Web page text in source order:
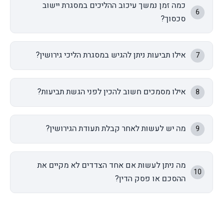
6
כמה זמן נמשך עיכוב ההליכים במסגרת יישוב
סכסוך?
7 אילו תביעות ניתן להגיש במסגרת הליכי גירושין?
8 אילו מסמכים חשוב להכין לפני הגשת תביעות?
9 מה יש לעשות לאחר קבלת תעודת הגירושין?
10
מה ניתן לעשות אם אחד הצדדים לא מקיים את
ההסכם או פסק הדין?